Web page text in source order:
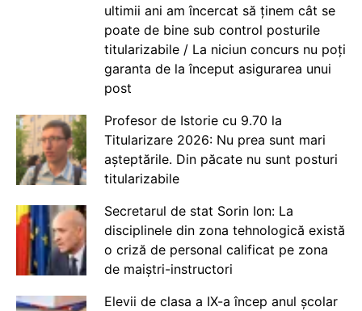
ultimii ani am încercat să ținem cât se
poate de bine sub control posturile
titularizabile / La niciun concurs nu poți
garanta de la început asigurarea unui
post
Profesor de Istorie cu 9.70 la
Titularizare 2026: Nu prea sunt mari
așteptările. Din păcate nu sunt posturi
titularizabile
Secretarul de stat Sorin Ion: La
disciplinele din zona tehnologică există
o criză de personal calificat pe zona
de maiștri-instructori
Elevii de clasa a IX-a încep anul școlar